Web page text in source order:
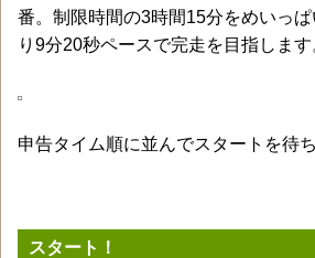
番。制限時間の3時間15分をめいっ
り9分20秒ペースで完走を目指します
申告タイム順に並んでスタートを待ち
スタート！